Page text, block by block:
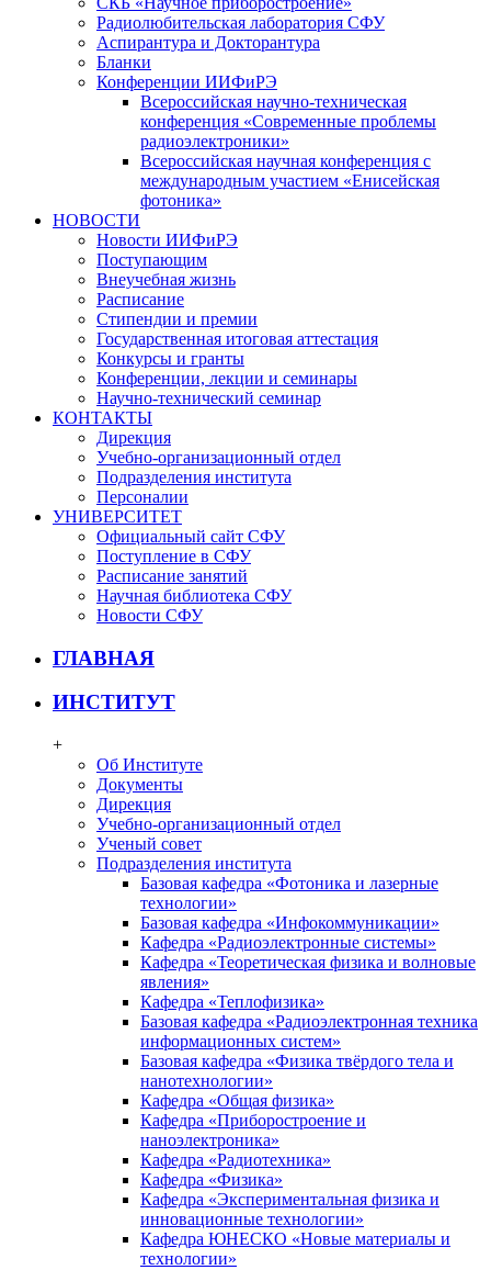
Радиолюбительская лаборатория СФУ
Аспирантура и Докторантура
Бланки
Конференции ИИФиРЭ
Всероссийская научно-техническая
конференция «Современные проблемы
радиоэлектроники»
Всероссийская научная конференция с
международным участием «Енисейская
фотоника»
НОВОСТИ
Новости ИИФиРЭ
Поступающим
Внеучебная жизнь
Расписание
Стипендии и премии
Государственная итоговая аттестация
Конкурсы и гранты
Конференции, лекции и семинары
Научно-технический семинар
КОНТАКТЫ
Дирекция
Учебно-организационный отдел
Подразделения института
Персоналии
УНИВЕРСИТЕТ
Официальный сайт СФУ
Поступление в СФУ
Расписание занятий
Научная библиотека СФУ
Новости СФУ
ГЛАВНАЯ
ИНСТИТУТ
+
Об Институте
Документы
Дирекция
Учебно-организационный отдел
Ученый совет
Подразделения института
Базовая кафедра «Фотоника и лазерные
технологии»
Базовая кафедра «Инфокоммуникации»
Кафедра «Радиоэлектронные системы»
Кафедра «Теоретическая физика и волновые
явления»
Кафедра «Теплофизика»
Базовая кафедра «Радиоэлектронная техника
информационных систем»
Базовая кафедра «Физика твёрдого тела и
нанотехнологии»
Кафедра «Общая физика»
Кафедра «Приборостроение и
наноэлектроника»
Кафедра «Радиотехника»
Кафедра «Физика»
Кафедра «Экспериментальная физика и
инновационные технологии»
Кафедра ЮНЕСКО «Новые материалы и
технологии»